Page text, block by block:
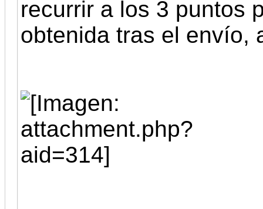
recurrir a los 3 puntos
obtenida tras el envío,